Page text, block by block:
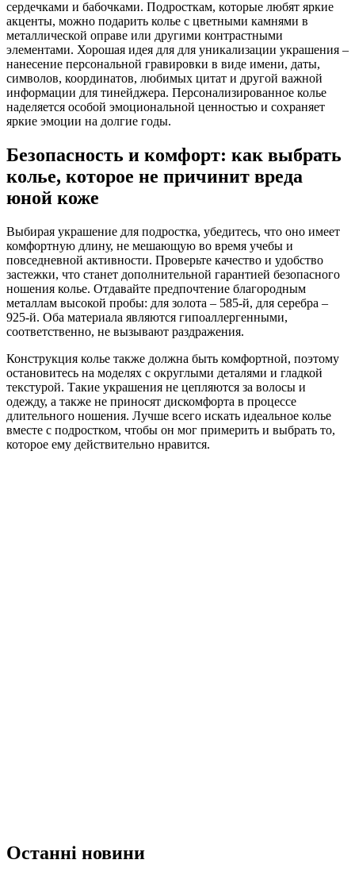
сердечками и бабочками. Подросткам, которые любят яркие
акценты, можно подарить колье с цветными камнями в
металлической оправе или другими контрастными
элементами. Хорошая идея для для уникализации украшения –
нанесение персональной гравировки в виде имени, даты,
символов, координатов, любимых цитат и другой важной
информации для тинейджера. Персонализированное колье
наделяется особой эмоциональной ценностью и сохраняет
яркие эмоции на долгие годы.
Безопасность и комфорт: как выбрать
колье, которое не причинит вреда
юной коже
Выбирая украшение для подростка, убедитесь, что оно имеет
комфортную длину, не мешающую во время учебы и
повседневной активности. Проверьте качество и удобство
застежки, что станет дополнительной гарантией безопасного
ношения колье. Отдавайте предпочтение благородным
металлам высокой пробы: для золота – 585-й, для серебра –
925-й. Оба материала являются гипоаллергенными,
соответственно, не вызывают раздражения.
Конструкция колье также должна быть комфортной, поэтому
остановитесь на моделях с округлыми деталями и гладкой
текстурой. Такие украшения не цепляются за волосы и
одежду, а также не приносят дискомфорта в процессе
длительного ношения. Лучше всего искать идеальное колье
вместе с подростком, чтобы он мог примерить и выбрать то,
которое ему действительно нравится.
Останні новини